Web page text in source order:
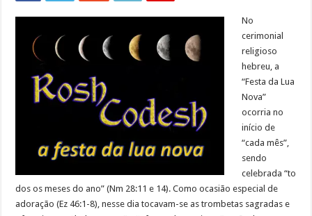
No
cerimonial
religioso
hebreu, a
“Festa da Lua
Nova”
ocorria no
início de
“cada mês”,
sendo
celebrada “to
dos os meses do ano” (Nm 28:11 e 14). Como ocasião especial de
adoração (Ez 46:1-8), nesse dia tocavam-se as trombetas sagradas e